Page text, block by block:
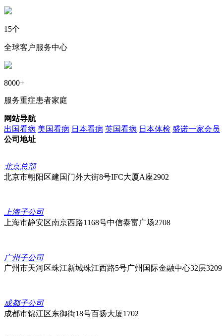
15个
全球客户服务中心
8000+
服务重症患者家庭
网站导航
出国看病 美国看病 日本看病 英国看病 日本体检 盛诺一家会员
公司地址
北京总部
北京市朝阳区建国门外大街8号IFC大厦A座2902
上海子公司
上海市静安区南京西路1168号中信泰富广场2708
广州子公司
广州市天河区珠江新城珠江西路5号广州国际金融中心32层3209
成都子公司
成都市锦江区东御街18号‌‌百扬大厦1702